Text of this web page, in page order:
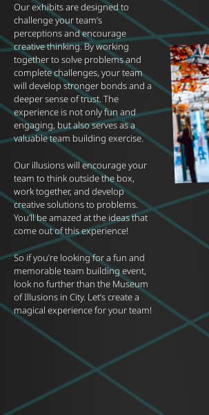
Our exhibits are designed to
challenge your team’s
perceptions and encourage
creative thinking. By working
together to solve problems and
complete challenges, your team
will develop stronger bonds and a
deeper sense of trust. The
experience is not only fun and
engaging, but also serves as a
valuable team building exercise.
Our illusions will encourage your
team to think outside the box,
work together, and develop
creative solutions to problems.
You’ll be amazed at the ideas that
come out of this experience!
So if you’re looking for a fun and
memorable team building event,
look no further than the Museum
of Illusions in City. Let’s create a
magical experience for your team!